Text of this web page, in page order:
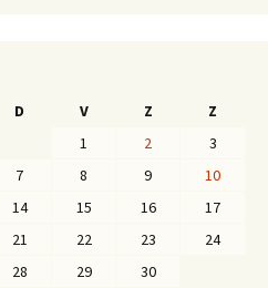
D V Z
Z
1
2
3
7 8 9
10
14 15 16
17
21 22 23
24
28 29
30